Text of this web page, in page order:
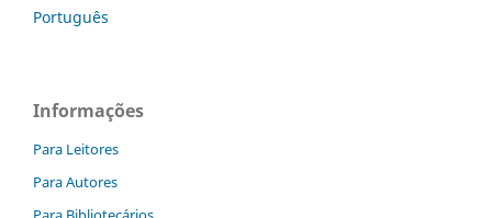
Português
Informações
Para Leitores
Para Autores